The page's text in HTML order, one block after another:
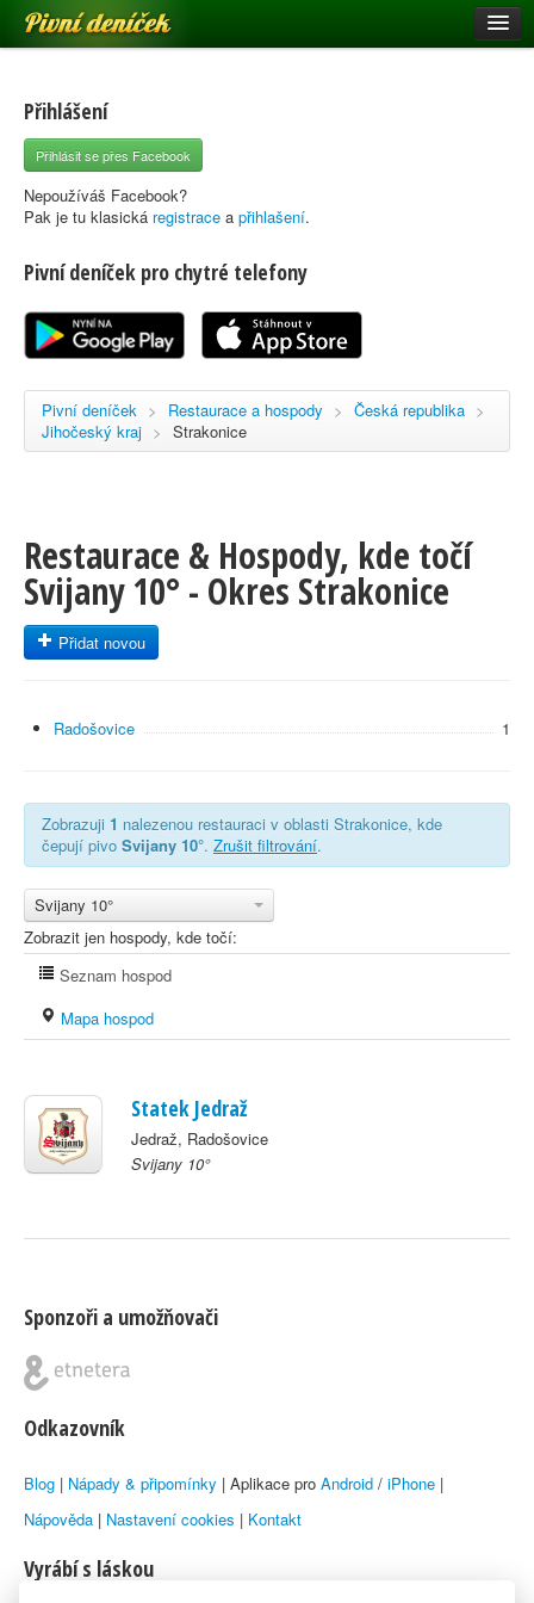
Pivní deníček
Pivní mapa
Pivní značky
Nápověda
Registrace
Přihlášení
Přihlásit se přes Facebook
Nepoužíváš Facebook?
Pak je tu klasická registrace a přihlašení.
Pivní deníček pro chytré telefony
Pivní deníček > Restaurace a hospody > Česká republika >
Jihočeský kraj > Strakonice
Restaurace & Hospody, kde točí
Svijany 10° - Okres Strakonice
Přidat novou
Radošovice 1
Zobrazuji 1 nalezenou restauraci v oblasti Strakonice, kde
čepují pivo Svijany 10°. Zrušit filtrování.
Svijany 10°
Zobrazit jen hospody, kde točí:
Seznam hospod
Mapa hospod
Statek Jedraž
Jedraž, Radošovice
Svijany 10°
Sponzoři a umožňovači
Odkazovník
Blog | Nápady & připomínky | Aplikace pro Android / iPhone |
Nápověda | Nastavení cookies | Kontakt
Vyrábí s láskou